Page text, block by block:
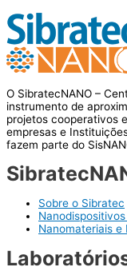
O SibratecNANO –
instrumento de
projetos cooperativos
empresas e
fazem parte do
Sobre o Sibratec
Nanomateriais e